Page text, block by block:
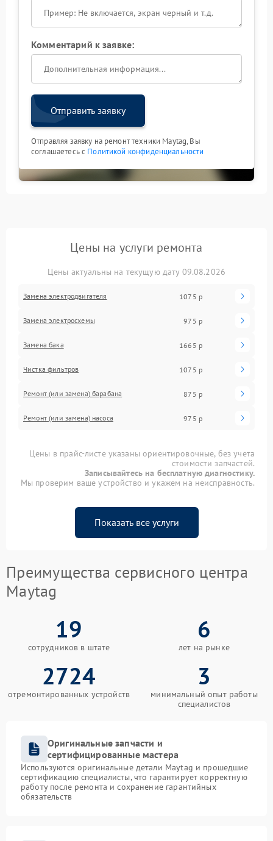
Комментарий к заявке:
Отправить заявку
Отправляя заявку на ремонт техники Maytag, Вы
соглашаетесь с Политикой конфиденциальности
Цены на услуги ремонта
Цены актуальны на текущую дату 09.08.2026
Замена электродвигателя 1075 р
Замена электросхемы 975 р
Замена бака 1665 р
Чистка фильтров 1075 р
Ремонт (или замена) барабана 875 р
Ремонт (или замена) насоса 975 р
Цены в прайс-листе указаны ориентировочные, без учета
стоимости запчастей.
Записывайтесь на бесплатную диагностику.
Мы проверим ваше устройство и укажем на неисправность.
Показать все услуги
Преимущества сервисного центра
Maytag
19
сотрудников в штате
6
лет на рынке
2724
отремонтированных устройств
3
минимальный опыт работы
специалистов
Оригинальные запчасти и
сертифицированные мастера
Используются оригинальные детали Maytag и прошедшие
сертификацию специалисты, что гарантирует корректную
работу после ремонта и сохранение гарантийных
обязательств